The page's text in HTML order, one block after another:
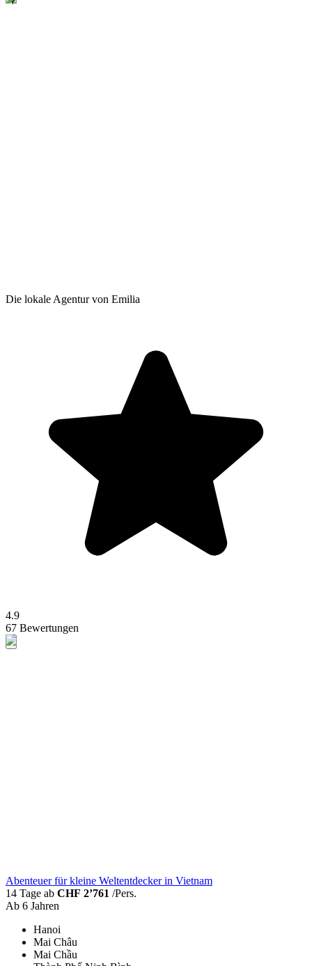
Die lokale Agentur von Emilia
4.9
67 Bewertungen
Abenteuer für kleine Weltentdecker in Vietnam
14 Tage ab CHF 2’761 /Pers.
Ab 6 Jahren
Hanoi
Mai Châu
Mai Chầu